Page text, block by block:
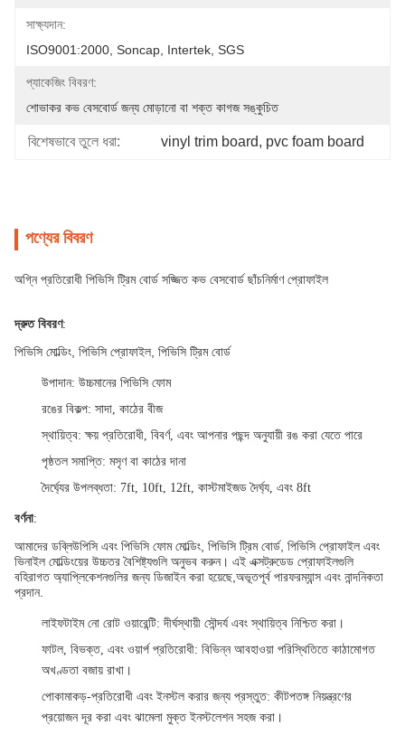
সাক্ষ্যদান:
ISO9001:2000, Soncap, Intertek, SGS
প্যাকেজিং বিবরণ:
শোভাকর কভ বেসবোর্ড জন্য মোড়ানো বা শক্ত কাগজ সঙ্কুচিত
বিশেষভাবে তুলে ধরা: vinyl trim board, pvc foam board
পণ্যের বিবরণ
অগ্নি প্রতিরোধী পিভিসি ট্রিম বোর্ড সজ্জিত কভ বেসবোর্ড ছাঁচনির্মাণ প্রোফাইল
দ্রুত বিবরণ:
পিভিসি মোল্ডিং, পিভিসি প্রোফাইল, পিভিসি ট্রিম বোর্ড
উপাদান: উচ্চমানের পিভিসি ফোম
রঙের বিকল্প: সাদা, কাঠের বীজ
স্থায়িত্ব: ক্ষয় প্রতিরোধী, বিবর্ণ, এবং আপনার পছন্দ অনুযায়ী রঙ করা যেতে পারে
পৃষ্ঠতল সমাপ্তি: মসৃণ বা কাঠের দানা
দৈর্ঘ্যের উপলব্ধতা: 7ft, 10ft, 12ft, কাস্টমাইজড দৈর্ঘ্য, এবং 8ft
বর্ণনা:
আমাদের ডব্লিউপিসি এবং পিভিসি ফোম মোল্ডিং, পিভিসি ট্রিম বোর্ড, পিভিসি প্রোফাইল এবং
ভিনাইল মোল্ডিংয়ের উচ্চতর বৈশিষ্ট্যগুলি অনুভব করুন। এই এক্সট্রুডেড প্রোফাইলগুলি
বহিরাগত অ্যাপ্লিকেশনগুলির জন্য ডিজাইন করা হয়েছে,অভূতপূর্ব পারফরম্যান্স এবং নান্দনিকতা
প্রদান.
লাইফটাইম নো রোট ওয়ারেন্টি: দীর্ঘস্থায়ী সৌন্দর্য এবং স্থায়িত্ব নিশ্চিত করা।
ফাটল, বিভক্ত, এবং ওয়ার্প প্রতিরোধী: বিভিন্ন আবহাওয়া পরিস্থিতিতে কাঠামোগত
অখণ্ডতা বজায় রাখা।
পোকামাকড়-প্রতিরোধী এবং ইনস্টল করার জন্য প্রস্তুত: কীটপতঙ্গ নিয়ন্ত্রণের
প্রয়োজন দূর করা এবং ঝামেলা মুক্ত ইনস্টলেশন সহজ করা।